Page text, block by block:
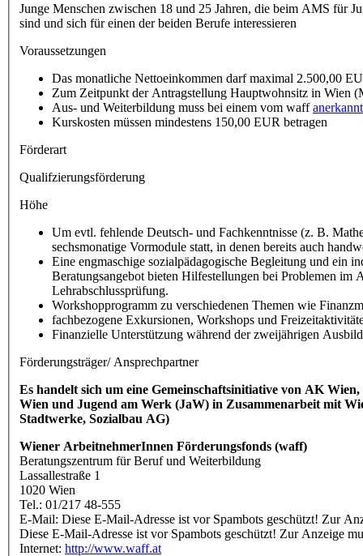
Junge Menschen zwischen 18 und 25 Jahren, die beim AMS für
sind und sich für einen der beiden Berufe interessieren
Voraussetzungen
Das monatliche Nettoeinkommen darf maximal 2.500,00
Zum Zeitpunkt der Antragstellung Hauptwohnsitz in Wien
Aus- und Weiterbildung muss bei einem vom waff
Kurskosten müssen mindestens 150,00 EUR betragen
Förderart
Qualifzierungsförderung
Höhe
Um evtl. fehlende Deutsch- und Fachkenntnisse (z. B.
sechsmonatige Vormodule statt, in denen bereits auch
Eine engmaschige sozialpädagogische Begleitung und ein
Beratungsangebot bieten Hilfestellungen bei Problemen im
Lehrabschlussprüfung.
Workshopprogramm zu verschiedenen Themen wie
fachbezogene Exkursionen, Workshops und
Finanzielle Unterstützung während der zweijährigen
Förderungsträger/ Ansprechpartner
Es handelt sich um eine Gemeinschaftsinitiative von AK
Wien und Jugend am Werk (JaW) in Zusammenarbeit mit
Stadtwerke, Sozialbau AG)
Wiener ArbeitnehmerInnen Förderungsfonds (waff)
Beratungszentrum für Beruf und Weiterbildung
Lassallestraße 1
1020 Wien
Tel.: 01/217 48-555
E-Mail: Diese E-Mail-Adresse ist vor Spambots geschützt! Zur
Diese E-Mail-Adresse ist vor Spambots geschützt! Zur Anzeige
Internet: http://www.waff.at